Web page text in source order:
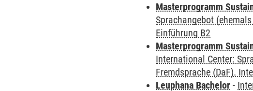
Masterprogramm
Sprachangebot
Einführung B2
Masterprogramm
International Center:
Fremdsprache (DaF).
Leuphana Bachelor -